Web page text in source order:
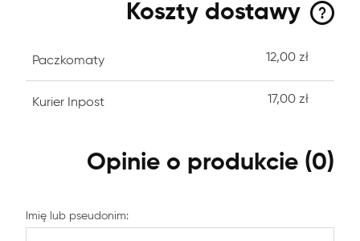
Koszty dostawy
Paczkomaty 12,00 zł
Kurier Inpost 17,00 zł
Opinie o produkcie (0)
Imię lub pseudonim: